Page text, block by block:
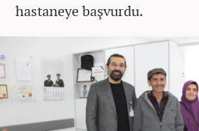
hastaneye başvurdu.